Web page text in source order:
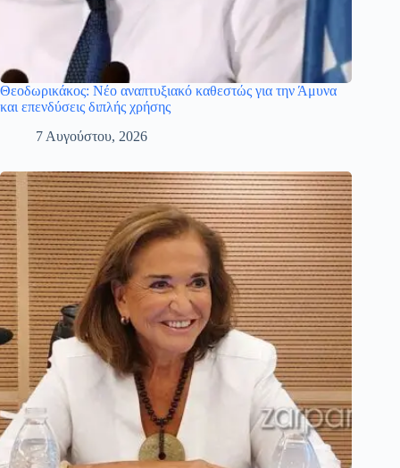
Θεοδωρικάκος: Νέο αναπτυξιακό καθεστώς για την Άμυνα
και επενδύσεις διπλής χρήσης
7 Αυγούστου, 2026